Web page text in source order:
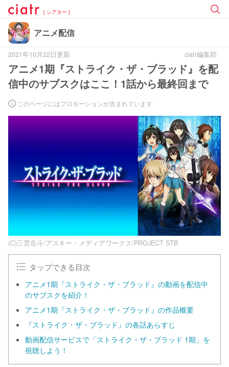
[ シアター ]
アニメ配信
2021年10月22日更新 ciatr編集部
アニメ1期『ストライク・ザ・ブラッド』を配
信中のサブスクはここ！1話から最終回まで
このページにはプロモーションが含まれています
(C)三雲岳斗/アスキー・メディアワークス/PROJECT STB
タップできる目次
アニメ1期『ストライク・ザ・ブラッド』の動画を配信中
のサブスクを紹介！
アニメ1期『ストライク・ザ・ブラッド』の作品概要
『ストライク・ザ・ブラッド』の各話あらすじ
動画配信サービスで「ストライク・ザ・ブラッド 1期」を
視聴しよう！